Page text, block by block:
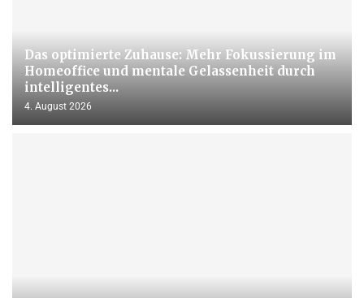
Das optimierte Zuhause: Mehr Fokussierung im
Homeoffice und mentale Gelassenheit durch
intelligentes...
4. August 2026